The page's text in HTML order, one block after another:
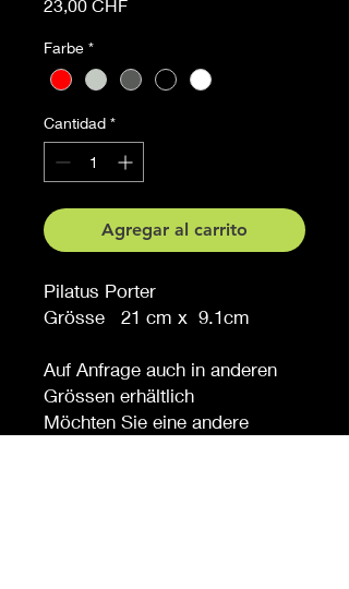
23,00 CHF
Farbe *
Cantidad *
Agregar al carrito
Pilatus Porter
Grösse 21 cm x 9.1cm
Auf Anfrage auch in anderen
Grössen erhältlich
Möchten Sie eine andere